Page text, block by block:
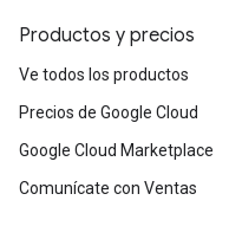
Productos y precios
Ve todos los productos
Precios de Google Cloud
Google Cloud Marketplace
Comunícate con Ventas